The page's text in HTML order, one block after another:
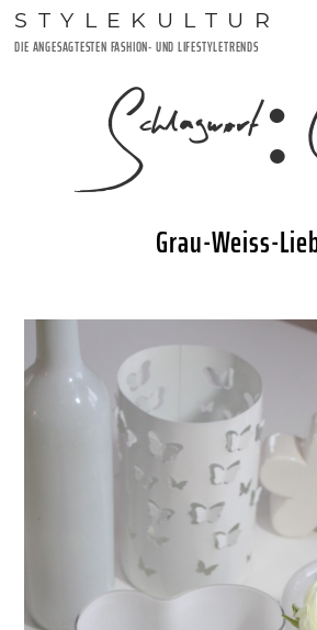
Zum
Inhalt
STYLEKULTUR
DIE ANGESAGTESTEN FASHION- UND LIFESTYLETRENDS
Schlagwort:
VERÖFFENTLICHT
2. MÄRZ 2016
Grau-Weiss-